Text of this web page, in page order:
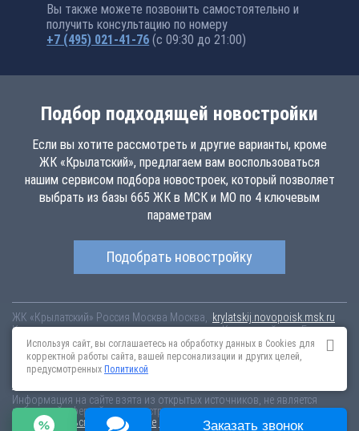
Вы также можете позвонить самостоятельно и
получить консультацию по номеру
+7 (495) 021-41-76 (с 09:30 до 21:00)
Подбор подходящей новостройки
Если вы хотите рассмотреть и другие варианты, кроме
ЖК «Крылатский», предлагаем вам воспользоваться
нашим сервисом подбора новостроек, который позволяет
выбрать из базы 665 ЖК в МСК и МО по 4 ключевым
параметрам
Подобрать новостройку
ЖК «Крылатский» Россия Москва Москва,
krylatskij.novopoisk.msk.ru
Купить квартиру в новом жилом комплексе «Крылатский» от «Бэсткон»
в районе Крылатское. Квартиры различных планировок от 0.15 млн
рублей!
Информация на сайте взята из открытых источников, не является
публичной офертой и распространяется для ознакомления.
Пользовательское соглашение
Соглашение о размещении
Используя сайт, вы соглашаетесь на обработку данных в Cookies для
корректной работы сайта, вашей персонализации и других целей,
предусмотренных Политикой
Заказать звонок